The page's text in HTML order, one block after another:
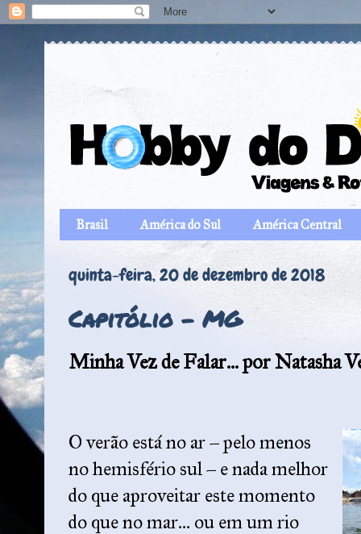
Brasil América do Sul América Central
quinta-feira, 20 de dezembro de 2018
Capitólio – MG
Minha Vez de Falar... por Natasha
O verão está no ar – pelo menos
no hemisfério sul – e nada melhor
do que aproveitar este momento
do que no mar... ou em um rio